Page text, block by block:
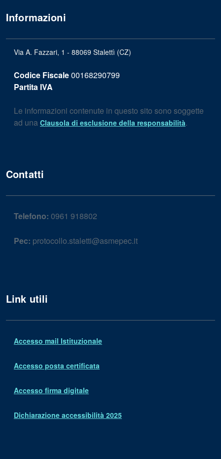
Informazioni
Via A. Fazzari, 1 - 88069 Stalettì (CZ)
Codice Fiscale00168290799
Partita IVA
Le informazioni contenute in questo sito sono soggette
ad una Clausola di esclusione della responsabilità.
Contatti
Telefono: 0961 918802
Pec: protocollo.staletti@asmepec.it
Link utili
Accesso mail Istituzionale
Accesso posta certificata
Accesso firma digitale
Dichiarazione accessibilità 2025